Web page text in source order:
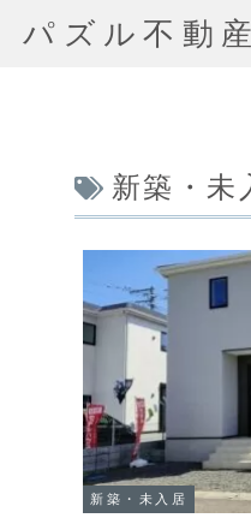
パズル不動産
新築・未
新築・未入居